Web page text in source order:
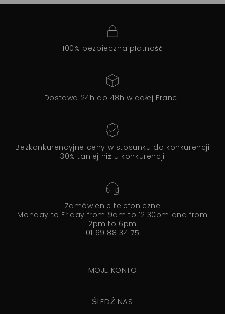
100% bezpieczna płatność
Dostawa 24h do 48h w całej Francji
Bezkonkurencyjne ceny w stosunku do konkurencji
30% taniej niż u konkurencji
Zamówienie telefoniczne
Monday to Friday from 9am to 12:30pm and from
2pm to 6pm
01 69 88 34 75
MOJE KONTO
ŚLEDŹ NAS